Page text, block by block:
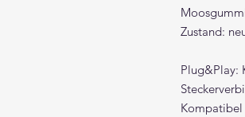
Zustand:
Plug&Play: